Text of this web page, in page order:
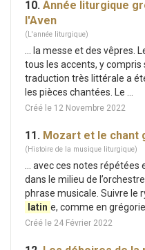
10. Année liturgique
l'Aven
(L'année liturgique)
... la messe et des vêpres.
tous les accents, y compris
traduction très littérale a
les pièces chantées. Le ...
Créé le 12 Novembre 2022
11. Mozart et le chant
(Histoire de la musique liturgique)
... avec ces notes
dans le milieu de
phrase musicale. Suivre le
latin e, comme en
Créé le 24 Février 2022